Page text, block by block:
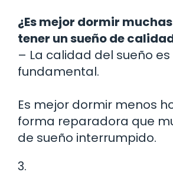
¿Es mejor dormir
tener un sueño de
– La calidad del sueño es
fundamental.
Es mejor dormir menos
forma reparadora que
de sueño interrumpido.
3.